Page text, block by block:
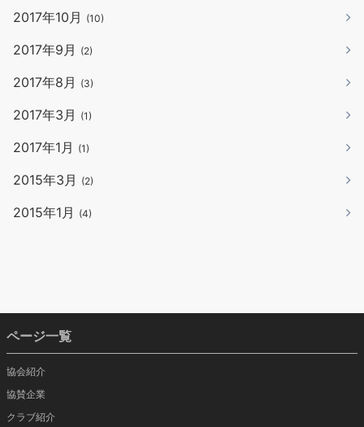
2017年10月 (10)
2017年9月 (2)
2017年8月 (3)
2017年3月 (1)
2017年1月 (1)
2015年3月 (2)
2015年1月 (4)
ページ一覧
協会紹介
協賛企業
クラブ紹介